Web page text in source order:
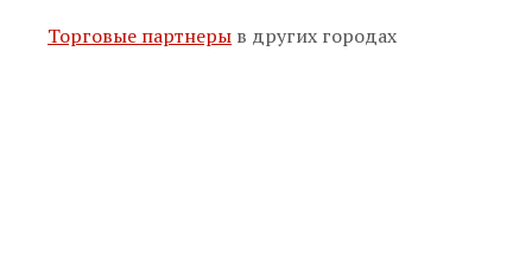
Торговые партнеры в других городах